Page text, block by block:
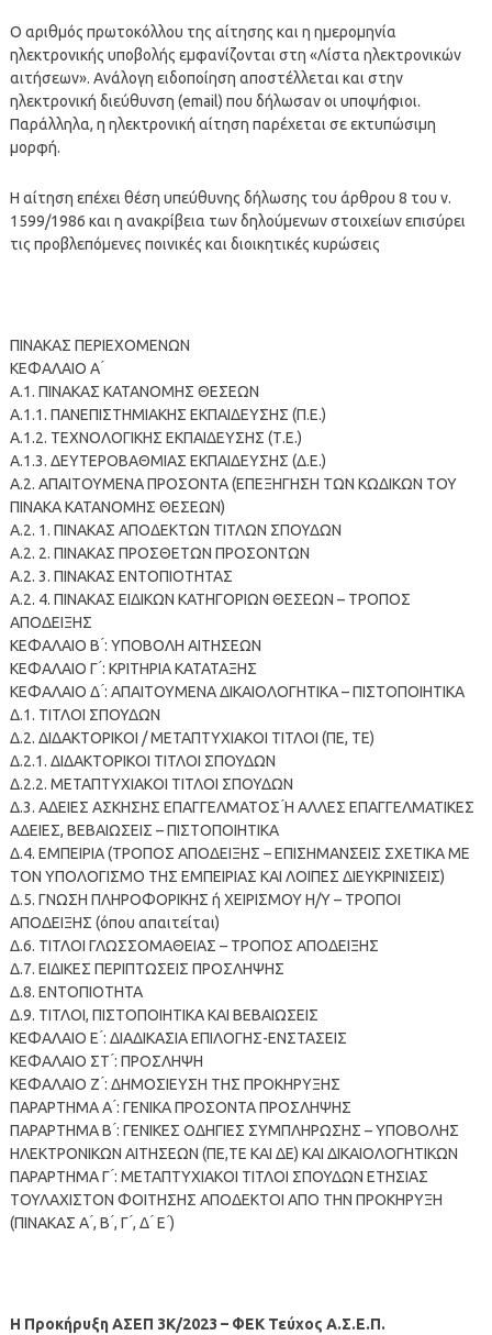
Ο αριθμός πρωτοκόλλου της αίτησης και η ημερομηνία
ηλεκτρονικής υποβολής εμφανίζονται στη «Λίστα ηλεκτρονικών
αιτήσεων». Ανάλογη ειδοποίηση αποστέλλεται και στην
ηλεκτρονική διεύθυνση (email) που δήλωσαν οι υποψήφιοι.
Παράλληλα, η ηλεκτρονική αίτηση παρέχεται σε εκτυπώσιμη
μορφή.
Η αίτηση επέχει θέση υπεύθυνης δήλωσης του άρθρου 8 του ν.
1599/1986 και η ανακρίβεια των δηλούμενων στοιχείων επισύρει
τις προβλεπόμενες ποινικές και διοικητικές κυρώσεις
ΠΙΝΑΚΑΣ ΠΕΡΙΕΧΟΜΕΝΩΝ
ΚΕΦΑΛΑΙΟ Α ́
Α.1. ΠΙΝΑΚΑΣ ΚΑΤΑΝΟΜΗΣ ΘΕΣΕΩΝ
Α.1.1. ΠΑΝΕΠΙΣΤΗΜΙΑΚΗΣ ΕΚΠΑΙΔΕΥΣΗΣ (Π.Ε.)
Α.1.2. ΤΕΧΝΟΛΟΓΙΚΗΣ ΕΚΠΑΙΔΕΥΣΗΣ (Τ.Ε.)
Α.1.3. ΔΕΥΤΕΡΟΒΑΘΜΙΑΣ ΕΚΠΑΙΔΕΥΣΗΣ (Δ.Ε.)
Α.2. ΑΠΑΙΤΟΥΜΕΝΑ ΠΡΟΣΟΝΤΑ (ΕΠΕΞΗΓΗΣΗ ΤΩΝ ΚΩΔΙΚΩΝ ΤΟΥ
ΠΙΝΑΚΑ ΚΑΤΑΝΟΜΗΣ ΘΕΣΕΩΝ)
Α.2. 1. ΠΙΝΑΚΑΣ ΑΠΟΔΕΚΤΩΝ ΤΙΤΛΩΝ ΣΠΟΥΔΩΝ
Α.2. 2. ΠΙΝΑΚΑΣ ΠΡΟΣΘΕΤΩΝ ΠΡΟΣΟΝΤΩΝ
Α.2. 3. ΠΙΝΑΚΑΣ ΕΝΤΟΠΙΟΤΗΤΑΣ
Α.2. 4. ΠΙΝΑΚΑΣ ΕΙΔΙΚΩΝ ΚΑΤΗΓΟΡΙΩΝ ΘΕΣΕΩΝ – ΤΡΟΠΟΣ
ΑΠΟΔΕΙΞΗΣ
ΚΕΦΑΛΑΙΟ Β ́: ΥΠΟΒΟΛΗ ΑΙΤΗΣΕΩΝ
ΚΕΦΑΛΑΙΟ Γ ́: ΚΡΙΤΗΡΙΑ ΚΑΤΑΤΑΞΗΣ
ΚΕΦΑΛΑΙΟ Δ ́: ΑΠΑΙΤΟΥΜΕΝΑ ΔΙΚΑΙΟΛΟΓΗΤΙΚΑ – ΠΙΣΤΟΠΟΙΗΤΙΚΑ
Δ.1. ΤΙΤΛΟΙ ΣΠΟΥΔΩΝ
Δ.2. ΔΙΔΑΚΤΟΡΙΚΟΙ / ΜΕΤΑΠΤΥΧΙΑΚΟΙ ΤΙΤΛΟΙ (ΠΕ, ΤΕ)
Δ.2.1. ΔΙΔΑΚΤΟΡΙΚΟΙ ΤΙΤΛΟΙ ΣΠΟΥΔΩΝ
Δ.2.2. ΜΕΤΑΠΤΥΧΙΑΚΟΙ ΤΙΤΛΟΙ ΣΠΟΥΔΩΝ
Δ.3. ΑΔΕΙΕΣ ΑΣΚΗΣΗΣ ΕΠΑΓΓΕΛΜΑΤΟΣ ́Η ΑΛΛΕΣ ΕΠΑΓΓΕΛΜΑΤΙΚΕΣ
ΑΔΕΙΕΣ, ΒΕΒΑΙΩΣΕΙΣ – ΠΙΣΤΟΠΟΙΗΤΙΚΑ
Δ.4. ΕΜΠΕΙΡΙΑ (ΤΡΟΠΟΣ ΑΠΟΔΕΙΞΗΣ – ΕΠΙΣΗΜΑΝΣΕΙΣ ΣΧΕΤΙΚΑ ΜΕ
ΤΟΝ ΥΠΟΛΟΓΙΣΜΟ ΤΗΣ ΕΜΠΕΙΡΙΑΣ ΚΑΙ ΛΟΙΠΕΣ ΔΙΕΥΚΡΙΝΙΣΕΙΣ)
Δ.5. ΓΝΩΣΗ ΠΛΗΡΟΦΟΡΙΚΗΣ ή ΧΕΙΡΙΣΜΟΥ Η/Υ – ΤΡΟΠΟΙ
ΑΠΟΔΕΙΞΗΣ (όπου απαιτείται)
Δ.6. ΤΙΤΛΟΙ ΓΛΩΣΣΟΜΑΘΕΙΑΣ – ΤΡΟΠΟΣ ΑΠΟΔΕΙΞΗΣ
Δ.7. ΕΙΔΙΚΕΣ ΠΕΡΙΠΤΩΣΕΙΣ ΠΡΟΣΛΗΨΗΣ
Δ.8. ΕΝΤΟΠΙΟΤΗΤΑ
Δ.9. ΤΙΤΛΟΙ, ΠΙΣΤΟΠΟΙΗΤΙΚΑ ΚΑΙ ΒΕΒΑΙΩΣΕΙΣ
ΚΕΦΑΛΑΙΟ Ε ́: ΔΙΑΔΙΚΑΣΙΑ ΕΠΙΛΟΓΗΣ-ΕΝΣΤΑΣΕΙΣ
ΚΕΦΑΛΑΙΟ ΣΤ ́: ΠΡΟΣΛΗΨΗ
ΚΕΦΑΛΑΙΟ Ζ ́: ΔΗΜΟΣΙΕΥΣΗ ΤΗΣ ΠΡΟΚΗΡΥΞΗΣ
ΠΑΡΑΡΤΗΜΑ Α ́: ΓΕΝΙΚΑ ΠΡΟΣΟΝΤΑ ΠΡΟΣΛΗΨΗΣ
ΠΑΡΑΡΤΗΜΑ Β ́: ΓΕΝΙΚΕΣ ΟΔΗΓΙΕΣ ΣΥΜΠΛΗΡΩΣΗΣ – ΥΠΟΒΟΛΗΣ
ΗΛΕΚΤΡΟΝΙΚΩΝ ΑΙΤΗΣΕΩΝ (ΠΕ,ΤΕ ΚΑΙ ΔΕ) ΚΑΙ ΔΙΚΑΙΟΛΟΓΗΤΙΚΩΝ
ΠΑΡΑΡΤΗΜΑ Γ ́: ΜΕΤΑΠΤΥΧΙΑΚΟΙ ΤΙΤΛΟΙ ΣΠΟΥΔΩΝ ΕΤΗΣΙΑΣ
ΤΟΥΛΑΧΙΣΤΟΝ ΦΟΙΤΗΣΗΣ ΑΠΟΔΕΚΤΟΙ ΑΠΟ ΤΗΝ ΠΡΟΚΗΡΥΞΗ
(ΠΙΝΑΚΑΣ Α ́, Β ́, Γ ́, Δ ́ Ε ́)
Η Προκήρυξη ΑΣΕΠ 3Κ/2023 – ΦΕΚ Τεύχος Α.Σ.Ε.Π.